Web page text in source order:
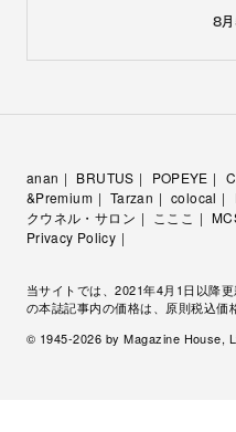
8
anan BRUTUS POPEYE
&Premium
Tarzan colocal
クウネル・サロン
こここ
Privacy Policy
当サイトでは、2021年4月1日以降
の本誌記事内の価格は、原則税込価
© 1945-2026 by Magazine House,